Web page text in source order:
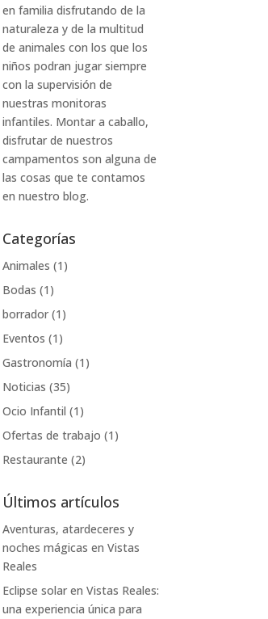
en familia disfrutando de la
naturaleza y de la multitud
de animales con los que los
niños podran jugar siempre
con la supervisión de
nuestras monitoras
infantiles. Montar a caballo,
disfrutar de nuestros
campamentos son alguna de
las cosas que te contamos
en nuestro blog.
Categorías
Animales (1)
Bodas (1)
borrador (1)
Eventos (1)
Gastronomía (1)
Noticias (35)
Ocio Infantil (1)
Ofertas de trabajo (1)
Restaurante (2)
Últimos artículos
Aventuras, atardeceres y
noches mágicas en Vistas
Reales
Eclipse solar en Vistas Reales:
una experiencia única para